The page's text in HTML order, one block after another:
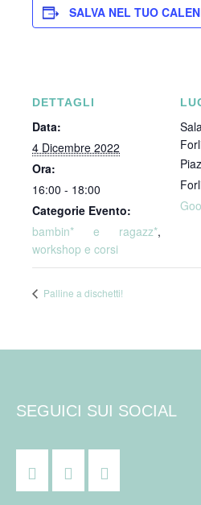
SALVA NEL TUO
DETTAGLI
Data:
4 Dicembre 2022
Ora:
16:00 - 18:00
Categorie Evento:
bambin* e ragazz*,
workshop e corsi
Palline a dischetti!
SEGUICI SUI SOCIAL